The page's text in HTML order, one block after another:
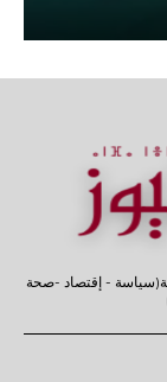
- إقتصاد -صحة